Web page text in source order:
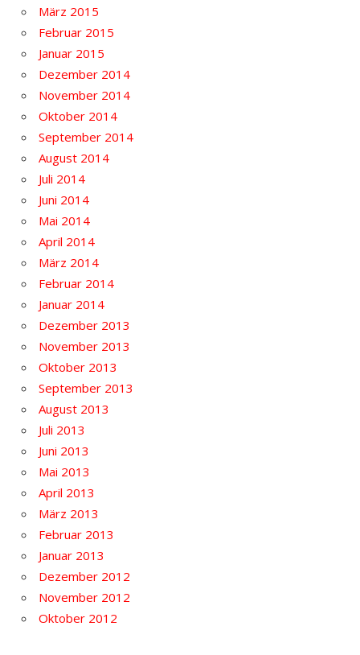
März 2015
Februar 2015
Januar 2015
Dezember 2014
November 2014
Oktober 2014
September 2014
August 2014
Juli 2014
Juni 2014
Mai 2014
April 2014
März 2014
Februar 2014
Januar 2014
Dezember 2013
November 2013
Oktober 2013
September 2013
August 2013
Juli 2013
Juni 2013
Mai 2013
April 2013
März 2013
Februar 2013
Januar 2013
Dezember 2012
November 2012
Oktober 2012